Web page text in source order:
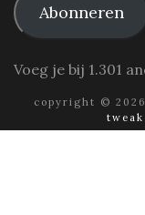
Abonneren
Voeg je bij 1.301
copyright © 2026
tweak